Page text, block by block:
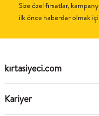
Size özel fırsatlar,
ilk önce haberdar olmak
kırtasiyeci.com
Kariyer